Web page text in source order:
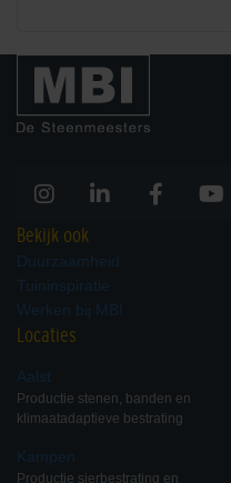
Bekijk ook
Duurzaamheid
Tuininspiratie
Werken bij MBI
Locaties
Aalst
Productie stenen, banden en
klimaatadaptieve bestrating
Kampen
Productie sierbestrating en